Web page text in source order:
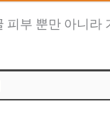
피부 뿐만 아니